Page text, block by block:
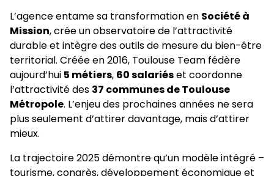
L’agence entame sa transformation en Société à
Mission, crée un observatoire de l’attractivité
durable et intègre des outils de mesure du bien-être
territorial. Créée en 2016, Toulouse Team fédère
aujourd’hui 5 métiers, 60 salariéset coordonne
l’attractivité des 37 communes de Toulouse
Métropole. L’enjeu des prochaines années ne sera
plus seulement d’attirer davantage, mais d’attirer
mieux.
La trajectoire 2025 démontre qu’un modèle intégré –
tourisme, congrès, développement économique et